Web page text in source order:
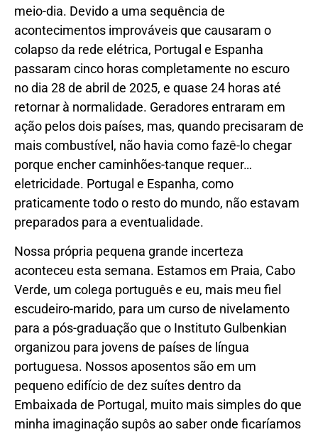
meio-dia. Devido a uma sequência de
acontecimentos improváveis que causaram o
colapso da rede elétrica, Portugal e Espanha
passaram cinco horas completamente no escuro
no dia 28 de abril de 2025, e quase 24 horas até
retornar à normalidade. Geradores entraram em
ação pelos dois países, mas, quando precisaram de
mais combustível, não havia como fazê-lo chegar
porque encher caminhões-tanque requer…
eletricidade. Portugal e Espanha, como
praticamente todo o resto do mundo, não estavam
preparados para a eventualidade.
Nossa própria pequena grande incerteza
aconteceu esta semana. Estamos em Praia, Cabo
Verde, um colega português e eu, mais meu fiel
escudeiro-marido, para um curso de nivelamento
para a pós-graduação que o Instituto Gulbenkian
organizou para jovens de países de língua
portuguesa. Nossos aposentos são em um
pequeno edifício de dez suítes dentro da
Embaixada de Portugal, muito mais simples do que
minha imaginação supôs ao saber onde ficaríamos